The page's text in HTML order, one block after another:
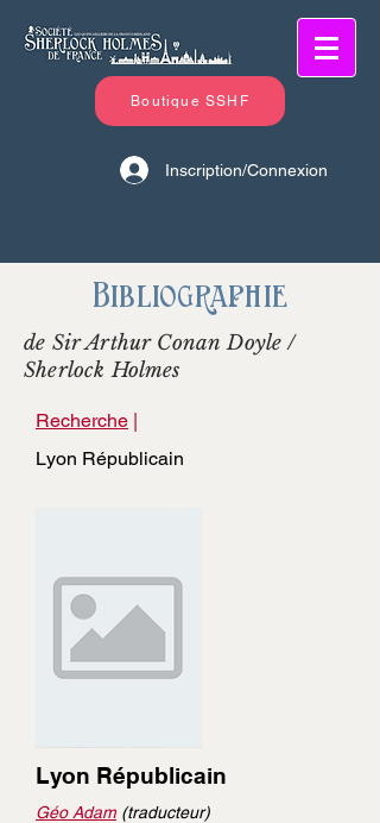
Boutique SSHF
Inscription/Connexion
Bibliographie
de Sir Arthur Conan Doyle /
Sherlock Holmes
Recherche |
Lyon Républicain
Lyon Républicain
Géo Adam (traducteur)